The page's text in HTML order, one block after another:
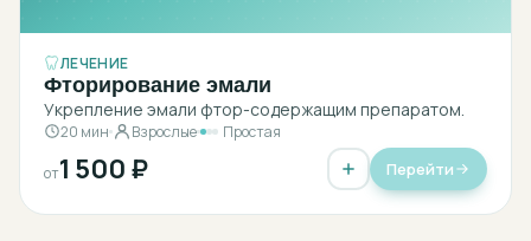
ЛЕЧЕНИЕ
Фторирование эмали
Укрепление эмали фтор-содержащим препаратом.
20 мин Взрослые Простая
от1 500 ₽ Перейти